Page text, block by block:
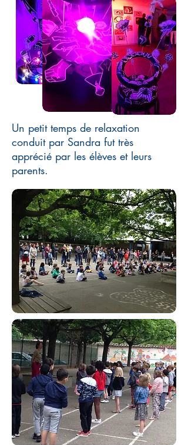
Un petit temps de relaxation
conduit par Sandra fut très
apprécié par les élèves et leurs
parents.